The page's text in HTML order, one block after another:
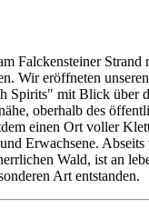
Falckensteiner Strand
Wir eröffneten
Spirits" mit Blick über
oberhalb des
einen Ort voller
Erwachsene.
Wald, ist an
Art entstanden.